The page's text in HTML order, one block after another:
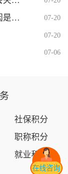
办理过程中，材料被退回最常见的原因是什么？ 07-20
07-20
07-06
在线咨询
社保积分
职称积分
就业积分